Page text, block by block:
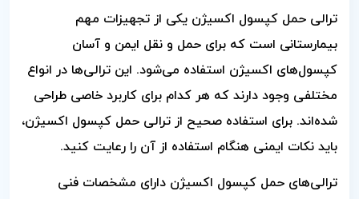
ترالی حمل کپسول اکسیژن یکی از تجهیزات مهم
بیمارستانی است که برای حمل و نقل ایمن و آسان
کپسول‌های اکسیژن استفاده می‌شود. این ترالی‌ها در انواع
مختلفی وجود دارند که هر کدام برای کاربرد خاصی طراحی
شده‌اند. برای استفاده صحیح از ترالی حمل کپسول اکسیژن،
باید نکات ایمنی هنگام استفاده از آن را رعایت کنید.
ترالی‌های حمل کپسول اکسیژن دارای مشخصات فنی